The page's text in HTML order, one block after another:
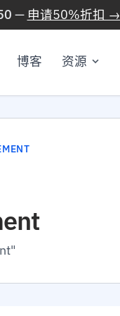
— 申请50%折扣 →
博客 资源